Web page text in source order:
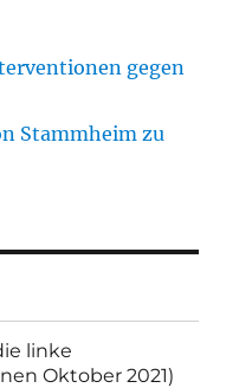
gegen
Stammheim zu
linke
Oktober 2021)